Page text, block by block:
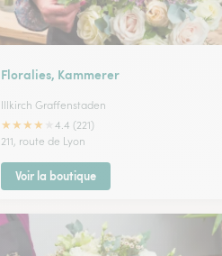
Floralies, Kammerer
Illkirch Graffenstaden
★★★★
4.4 (221)
211, route de Lyon
Voir la boutique